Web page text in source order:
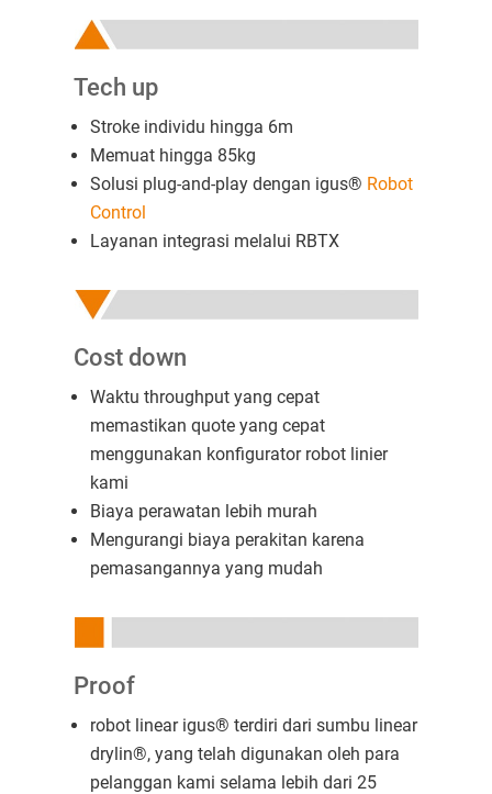
Tech up
Stroke individu hingga 6m
Memuat hingga 85kg
Solusi plug-and-play dengan igus® Robot
Control
Layanan integrasi melalui RBTX
Cost down
Waktu throughput yang cepat
memastikan quote yang cepat
menggunakan konfigurator robot linier
kami
Biaya perawatan lebih murah
Mengurangi biaya perakitan karena
pemasangannya yang mudah
Proof
robot linear igus® terdiri dari sumbu linear
drylin®, yang telah digunakan oleh para
pelanggan kami selama lebih dari 25